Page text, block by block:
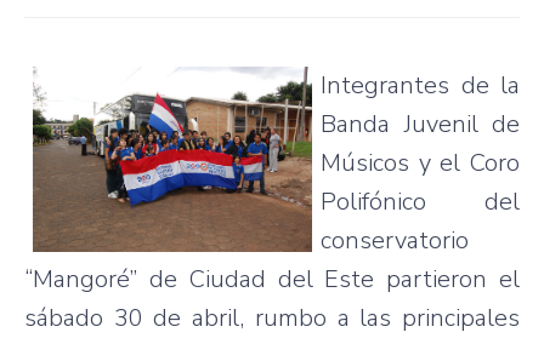
Integrantes de la
Banda Juvenil de
Músicos y el Coro
Polifónico del
conservatorio
“Mangoré” de Ciudad del Este partieron el
sábado 30 de abril, rumbo a las principales